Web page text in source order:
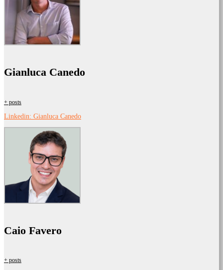
Gianluca Canedo
+ posts
Linkedin: Gianluca Canedo
Caio Favero
+ posts